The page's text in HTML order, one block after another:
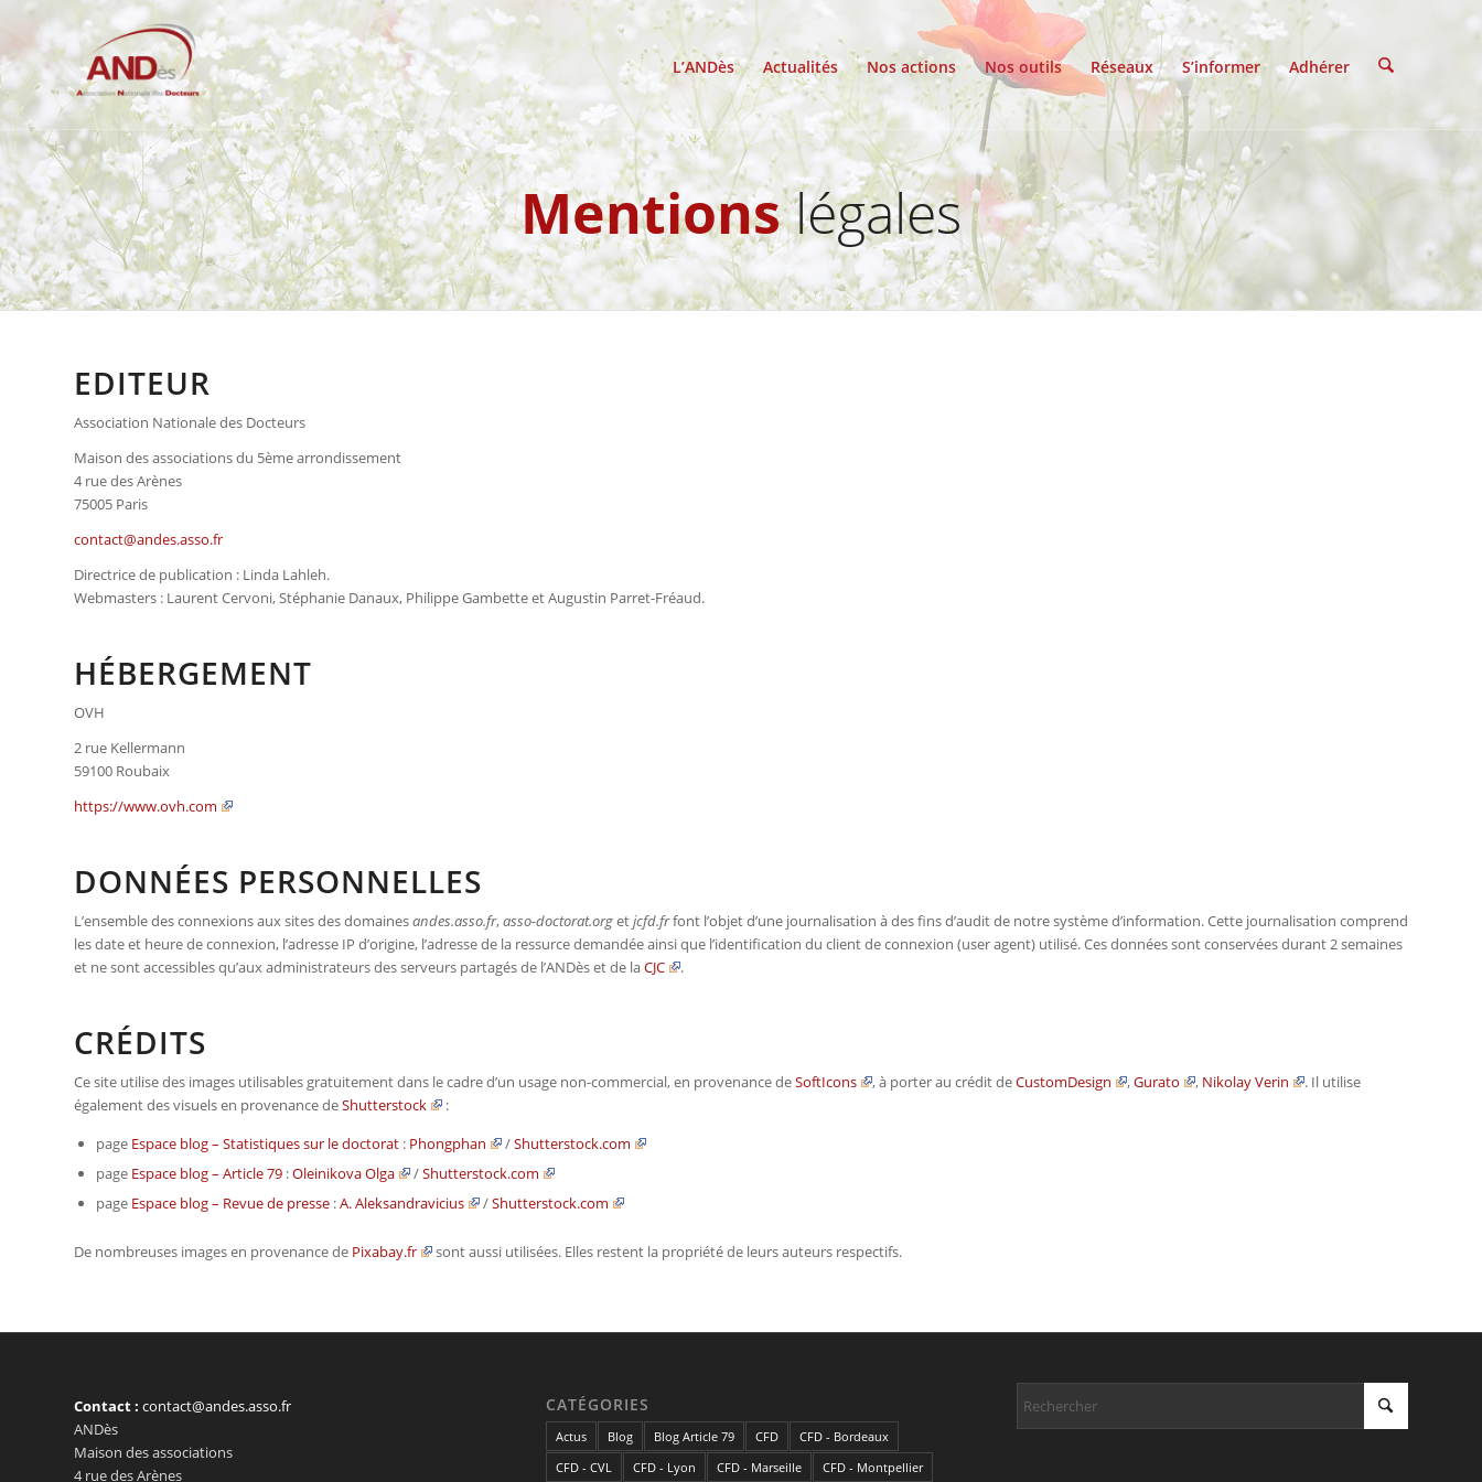
L’ANDès Actualités Nos actions Nos outils Réseaux S’informer Adhérer
Mentionslégales
EDITEUR
Association Nationale des Docteurs
Maison des associations du 5ème arrondissement
4 rue des Arènes
75005 Paris
contact@andes.asso.fr
Directrice de publication : Linda Lahleh.
Webmasters : Laurent Cervoni, Stéphanie Danaux, Philippe Gambette et Augustin Parret-Fréaud.
HÉBERGEMENT
OVH
2 rue Kellermann
59100 Roubaix
https://www.ovh.com
DONNÉES PERSONNELLES
L’ensemble des connexions aux sites des domainesandes.asso.fr,asso-doctorat.orgetjcfd.frfont l’objet d’une journalisation à des fins d’audit de notre système d’information. Cette journalisation comprend
les date et heure de connexion, l’adresse IP d’origine, l’adresse de la ressurce demandée ainsi que l’identification du client de connexion (user agent) utilisé. Ces données sont conservées durant 2 semaines
et ne sont accessibles qu’aux administrateurs des serveurs partagés de l’ANDès et de laCJC .
CRÉDITS
Ce site utilise des images utilisables gratuitement dans le cadre d’un usage non-commercial, en provenance deSoftIcons , à porter au crédit deCustomDesign ,Gurato , Nikolay Verin
. Il utilise
également des visuels en provenance deShutterstock
:
page Espace blog – Statistiques sur le doctorat : Phongphan /Shutterstock.com
page Espace blog – Article 79 :Oleinikova Olga /Shutterstock.com
page Espace blog – Revue de presse :A. Aleksandravicius /Shutterstock.com
De nombreuses images en provenance de Pixabay.fr sont aussi utilisées. Elles restent la propriété de leurs auteurs respectifs.
Contact : contact@andes.asso.fr
ANDès
Maison des associations
4 rue des Arènes
CATÉGORIES
Actus Blog Blog Article 79 CFD
CFD - Bordeaux
CFD - CVL
CFD - Lyon CFD - Marseille CFD - Montpellier